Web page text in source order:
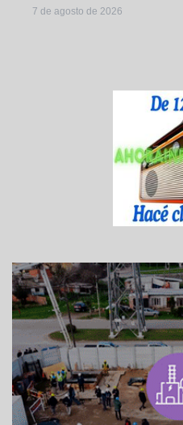
7 de agosto de 2026